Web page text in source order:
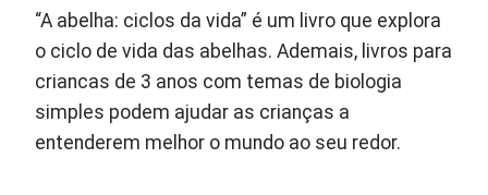
“A abelha: ciclos da vida” é um livro que explora
o ciclo de vida das abelhas. Ademais, livros para
criancas de 3 anos com temas de biologia
simples podem ajudar as crianças a
entenderem melhor o mundo ao seu redor.